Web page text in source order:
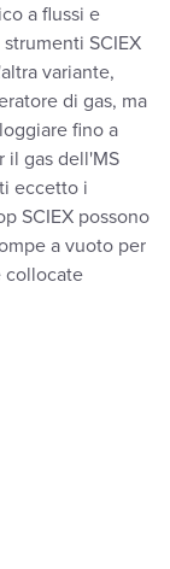
a flussi e
SCIEX
variante,
di gas, ma
fino a
il gas dell'MS
eccetto i
SCIEX possono
a vuoto per
collocate